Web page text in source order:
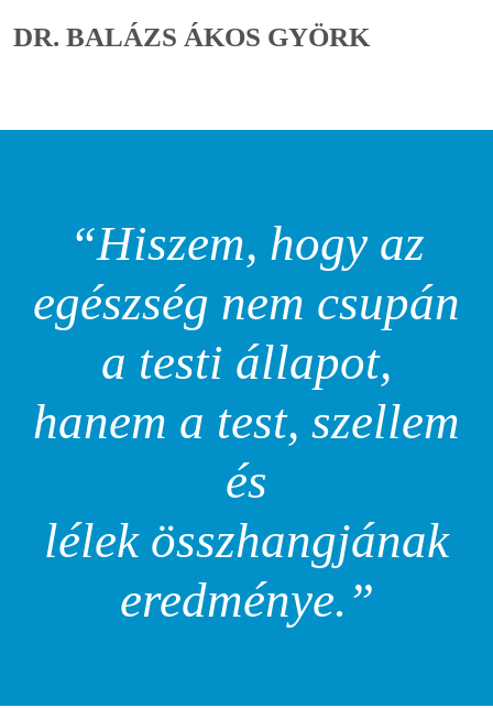
DR. BALÁZS ÁKOS GYÖRK
“Hiszem, hogy az
egészség nem csupán
a testi állapot,
hanem a test, szellem
és
lélek összhangjának
eredménye.”